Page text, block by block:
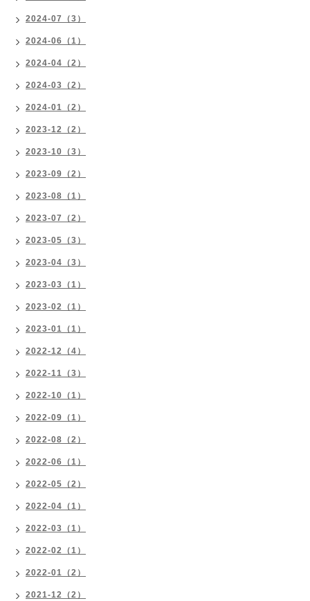
2024-07（3）
2024-06（1）
2024-04（2）
2024-03（2）
2024-01（2）
2023-12（2）
2023-10（3）
2023-09（2）
2023-08（1）
2023-07（2）
2023-05（3）
2023-04（3）
2023-03（1）
2023-02（1）
2023-01（1）
2022-12（4）
2022-11（3）
2022-10（1）
2022-09（1）
2022-08（2）
2022-06（1）
2022-05（2）
2022-04（1）
2022-03（1）
2022-02（1）
2022-01（2）
2021-12（2）